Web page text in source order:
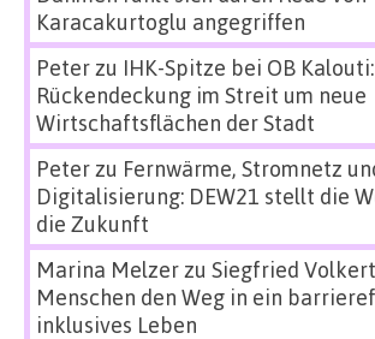
Karacakurtoglu angegriffen
Peterzu IHK-Spitze bei OB Kalouti:
Rückendeckung im Streit um neue
Wirtschaftsflächen der Stadt
Peterzu Fernwärme, Stromnetz
Digitalisierung: DEW21 stellt die
die Zukunft
Marina Melzerzu Siegfried
Menschen den Weg in ein
inklusives Leben